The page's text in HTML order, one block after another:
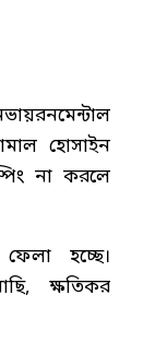
হোসাইন
না করলে
হচ্ছে।
ক্ষতিকর